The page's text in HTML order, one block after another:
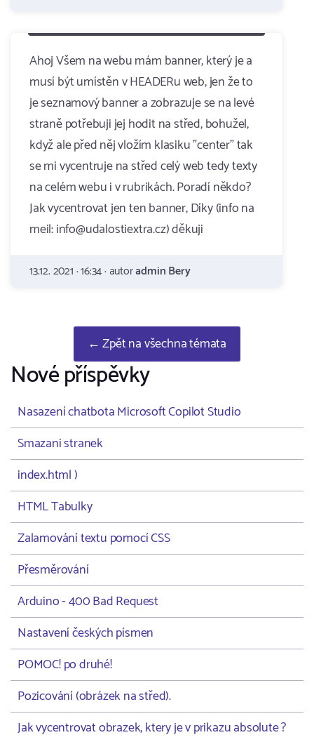
Ahoj Všem na webu mám banner, který je a
musí být umístěn v HEADERu web, jen že to
je seznamový banner a zobrazuje se na levé
straně potřebuji jej hodit na střed, bohužel,
když ale před něj vložím klasiku "center" tak
se mi vycentruje na střed celý web tedy texty
na celém webu i v rubrikách. Poradí někdo?
Jak vycentrovat jen ten banner, Díky (info na
meil: info@udalostiextra.cz) děkuji
13.12. 2021 · 16:34 · autoradmin Bery
← Zpět na všechna témata
Nové příspěvky
Nasazení chatbota Microsoft Copilot Studio
Smazani stranek
index.html )
HTML Tabulky
Zalamování textu pomocí CSS
Přesměrování
Arduino - 400 Bad Request
Nastavení českých písmen
POMOC! po druhé!
Pozicování (obrázek na střed).
Jak vycentrovat obrazek, ktery je v prikazu absolute ?